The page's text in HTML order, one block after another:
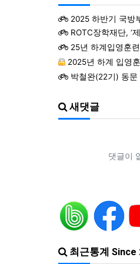
ROTC장학재단, ‘제8회 후배사랑 골프대회’ 열어
25년 하계입영훈련중인
2025년 하계 입영훈련 후보생 격려
박철완(22기) 동문 호주관광청 주관 - 호주 추
지휘자 정상일 교수(19기, 조선대) 대한민국휠체어합
예능프로그램 ‘강철부대’ 여군편인 ‘강철부
조선대 ROTC의 쾌거! 이학승·김하랑 후보생,
2025 하반기 국방
새댓글
댓글이
최근통계 Since